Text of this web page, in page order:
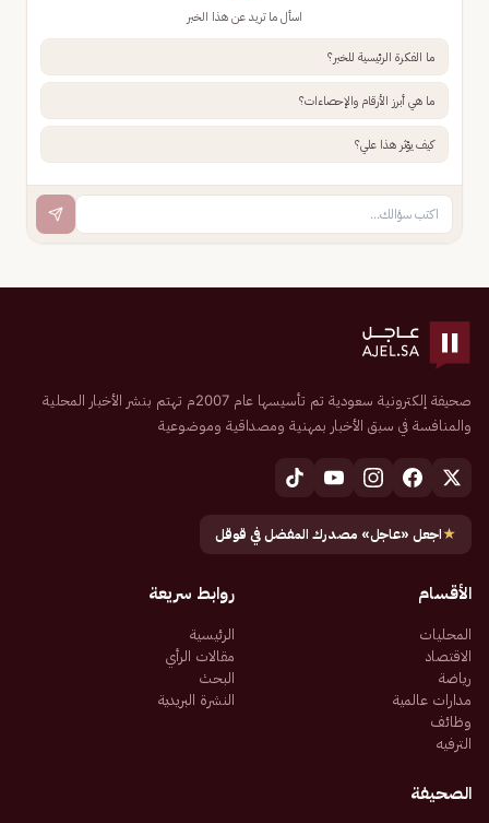
اسأل ما تريد عن هذا الخبر
ما الفكرة الرئيسية للخبر؟
ما هي أبرز الأرقام والإحصاءات؟
كيف يؤثر هذا علي؟
صحيفة إلكترونية سعودية تم تأسيسها عام 2007م تهتم بنشر الأخبار المحلية
والمنافسة في سبق الأخبار بمهنية ومصداقية وموضوعية
★اجعل «عاجل» مصدرك المفضل في قوقل
الأقسام
المحليات
الاقتصاد
رياضة
مدارات عالمية
وظائف
الترفيه
روابط سريعة
الرئيسية
مقالات الرأي
البحث
النشرة البريدية
الصحيفة